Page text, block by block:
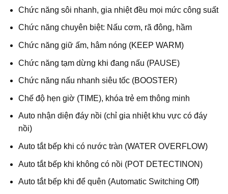
Chức năng sôi nhanh, gia nhiệt đều mọi mức công suất
Chức năng chuyên biệt: Nấu cơm, rã đông, hầm
Chức năng giữ ấm, hâm nóng (KEEP WARM)
Chức năng tạm dừng khi đang nấu (PAUSE)
Chức năng nấu nhanh siêu tốc (BOOSTER)
Chế độ hẹn giờ (TIME), khóa trẻ em thông minh
Auto nhận diện đáy nồi (chỉ gia nhiệt khu vực có đáy
nồi)
Auto tắt bếp khi có nước tràn (WATER OVERFLOW)
Auto tắt bếp khi không có nồi (POT DETECTINON)
Auto tắt bếp khi để quên (Automatic Switching Off)